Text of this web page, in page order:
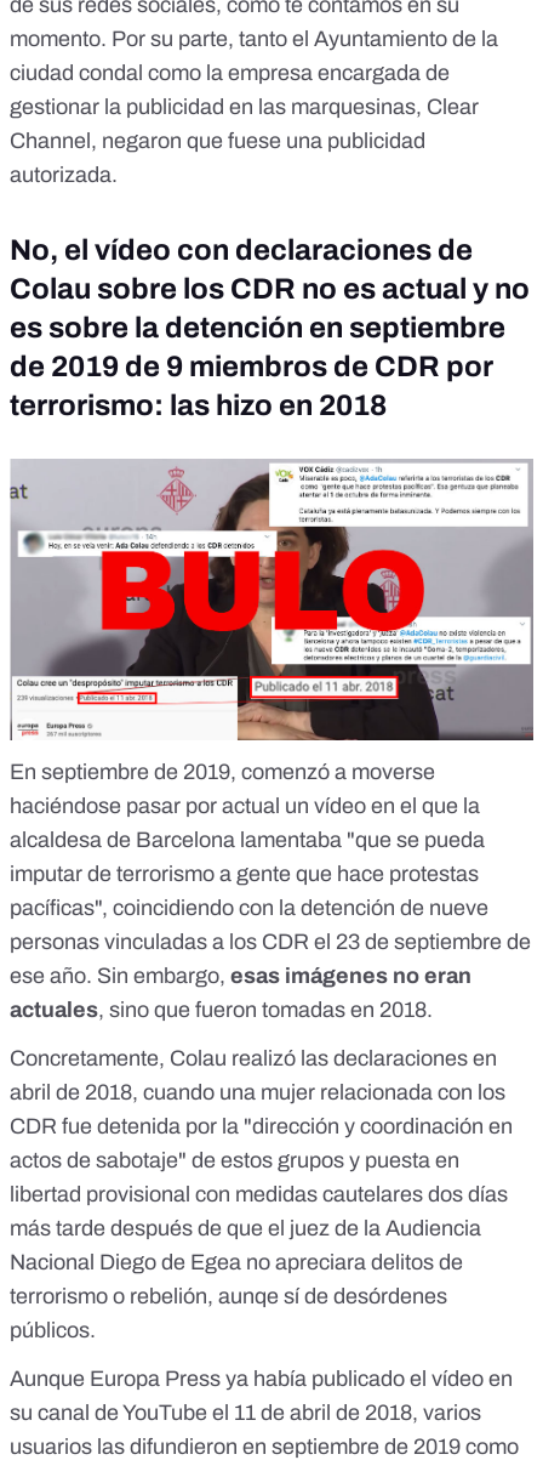
momento. Por su parte, tanto el Ayuntamiento de la
ciudad condal como la empresa encargada de
gestionar la publicidad en las marquesinas, Clear
Channel, negaron que fuese una publicidad
autorizada.
No, el vídeo con declaraciones de
Colau sobre los CDR no es actual y no
es sobre la detención en septiembre
de 2019 de 9 miembros de CDR por
terrorismo: las hizo en 2018
En septiembre de 2019, comenzó a moverse
haciéndose pasar por actual un vídeo en el que la
alcaldesa de Barcelona lamentaba "que se pueda
imputar de terrorismo a gente que hace protestas
pacíficas", coincidiendo con la detención de nueve
personas vinculadas a los CDR el 23 de septiembre de
ese año. Sin embargo, esas imágenes no eran
actuales, sino que fueron tomadas en 2018.
Concretamente, Colau realizó las declaraciones en
abril de 2018, cuando una mujer relacionada con los
CDR fue detenida por la "dirección y coordinación en
actos de sabotaje" de estos grupos y puesta en
libertad provisional con medidas cautelares dos días
más tarde después de que el juez de la Audiencia
Nacional Diego de Egea no apreciara delitos de
terrorismo o rebelión, aunqe sí de desórdenes
públicos.
Aunque Europa Press ya había publicado el vídeo en
su canal de YouTube el 11 de abril de 2018, varios
usuarios las difundieron en septiembre de 2019 como